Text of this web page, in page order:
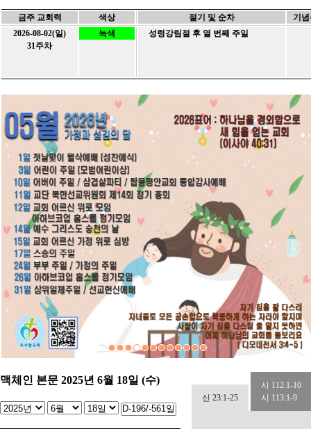
ThinkWise 활용한 설교 작성법 -송
영혼을 살리는 설교의 프로세스!
제공되는 컨텐츠 중 ( *.twdx ) 파일
열람을 원하시는 분들은 씽크와이
씽크와이즈 전문 강사자격 취득
씽크와이즈아카데미 정규 강사과
금주 교회력 색상 절기 및 순차
기
2026-08-02(일)
31주차
녹색 성령강림절 후 열 번째 주일
홈스쿨
No. 글제목 작성자
작성일
10
[아하브코업] 2025 성경통독 부흥 관리자
2025-02-20
9
[아하브코업] 2024년 2학기 종강(0)... 관리자
2024-12-17
8
[홈스쿨링] 아하브코업 정기모임 (글 (0) ... 관리자
2024-10-22
7
[홈스쿨링] 아하브 코업 2024년 (0)... 관리자
2024-09-24
6
[홈스쿨링] 아하브 코업 2024년 (0)... 관리자
2024-09-03
5
[아하브코업] 2024 2학기 개강예 (0) ... 관리자
2024-08-27
4
[홈스쿨링] 대구모임 - 연합기도회 관리자
2023-08-24
3
[아하브코업] 2024년 1학기 종강 ... 관리자
2024-07-02
2
성경적부모표영어교실 정기 기도회 관리자 2023-09-19
1
성경적부모표 영어교실 수원지역 홈스쿨
(0)
관리자 2023-08-31
맥체인 본문 2025년 6월 18일 (수)
신 23:1-25
시 112:1-10
시 113:1-9